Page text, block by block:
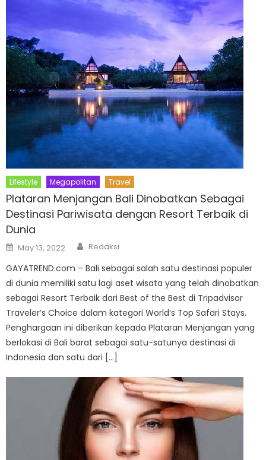
Lifestyle Megapolitan Travel
Plataran Menjangan Bali Dinobatkan Sebagai
Destinasi Pariwisata dengan Resort Terbaik di
Dunia
Posted
on
May 13, 2022 Author
Redaksi
GAYATREND.com – Bali sebagai salah satu destinasi populer
di dunia memiliki satu lagi aset wisata yang telah dinobatkan
sebagai Resort Terbaik dari Best of the Best di Tripadvisor
Traveler’s Choice dalam kategori World’s Top Safari Stays.
Penghargaan ini diberikan kepada Plataran Menjangan yang
berlokasi di Bali barat sebagai satu-satunya destinasi di
Indonesia dan satu dari […]